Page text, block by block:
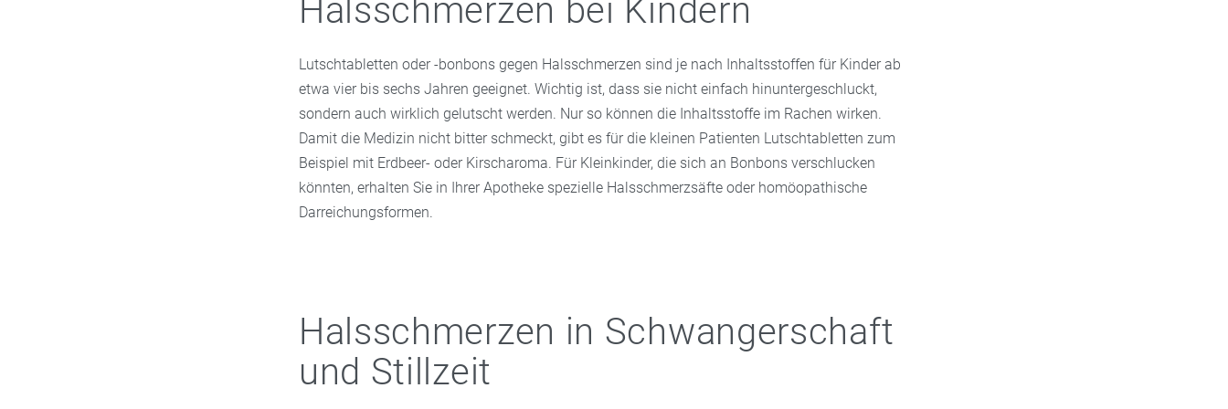
in Ihrer St. Ulrich Apotheke .
Halsschmerzen bei Kindern
Lutschtabletten oder -bonbons gegen Halsschmerzen sind je nach Inhaltsstoffen für Kinder ab
etwa vier bis sechs Jahren geeignet. Wichtig ist, dass sie nicht einfach hinuntergeschluckt,
sondern auch wirklich gelutscht werden. Nur so können die Inhaltsstoffe im Rachen wirken.
Damit die Medizin nicht bitter schmeckt, gibt es für die kleinen Patienten Lutschtabletten zum
Beispiel mit Erdbeer- oder Kirscharoma. Für Kleinkinder, die sich an Bonbons verschlucken
könnten, erhalten Sie in Ihrer Apotheke spezielle Halsschmerzsäfte oder homöopathische
Darreichungsformen.
Halsschmerzen in Schwangerschaft
und Stillzeit